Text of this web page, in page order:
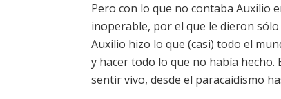
Pero con lo que no contaba Auxilio
inoperable, por el que le dieron sólo
Auxilio hizo lo que (casi) todo el
y hacer todo lo que no había hecho.
sentir vivo, desde el paracaidismo